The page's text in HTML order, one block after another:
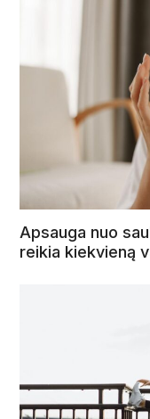
Apsauga nuo
reikia kiekvieną